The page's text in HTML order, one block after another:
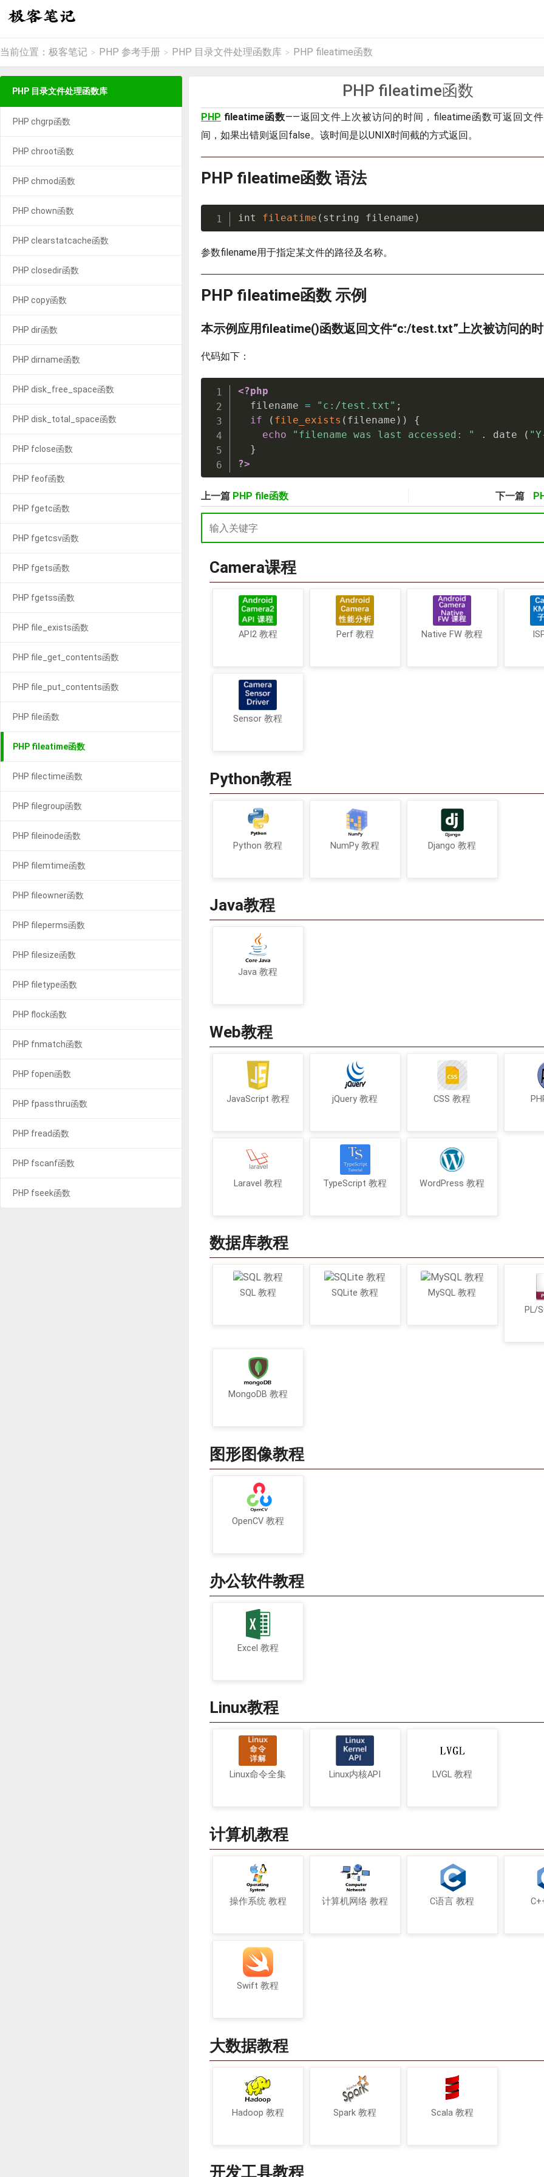
当前位置： 极客笔记 > PHP 参考手册 > PHP 目录文件处理函数库 > PHP fileatime函数
PHP fileatime函数
PHP fileatime函数——返回文件上次被访问的时间，fileatime函数可返回文
间，如果出错则返回false。该时间是以UNIX时间截的方式返回。
PHP fileatime函数 语法
int fileatime ( string filename )
参数filename用于指定某文件的路径及名称。
PHP fileatime函数 示例
本示例应用fileatime()函数返回文件“c:/test.txt”上次被访问的
代码如下：
<?php
  filename
= "c:/test.txt" ;
if
( file_exists ( filename ) )
{
echo
"filename was last accessed: " . date (
}
?>
上一篇 PHP file函数 下一篇
Camera课程
API2 教程 Perf 教程 Native FW 教程
Sensor 教程
Python教程
Python 教程 NumPy 教程 Django 教程
Java教程
Java 教程
Web教程
JavaScript 教程 jQuery 教程 CSS 教程
Laravel 教程 TypeScript 教程 WordPress 教程
数据库教程
SQL 教程 SQLite 教程
MySQL 教程
PL/
MongoDB 教程
图形图像教程
OpenCV 教程
办公软件教程
Excel 教程
Linux教程
Linux命令全集 Linux内核API LVGL 教程
计算机教程
操作系统 教程 计算机网络 教程 C语言 教程
Swift 教程
大数据教程
Hadoop 教程 Spark 教程 Scala 教程
开发工具教程
PHP 目录文件处理函数库
PHP chgrp函数
PHP chroot函数
PHP chmod函数
PHP chown函数
PHP clearstatcache函数
PHP closedir函数
PHP copy函数
PHP dir函数
PHP dirname函数
PHP disk_free_space函数
PHP disk_total_space函数
PHP fclose函数
PHP feof函数
PHP fgetc函数
PHP fgetcsv函数
PHP fgets函数
PHP fgetss函数
PHP file_exists函数
PHP file_get_contents函数
PHP file_put_contents函数
PHP file函数
PHP fileatime函数
PHP filectime函数
PHP filegroup函数
PHP fileinode函数
PHP filemtime函数
PHP fileowner函数
PHP fileperms函数
PHP filesize函数
PHP filetype函数
PHP flock函数
PHP fnmatch函数
PHP fopen函数
PHP fpassthru函数
PHP fread函数
PHP fscanf函数
PHP fseek函数